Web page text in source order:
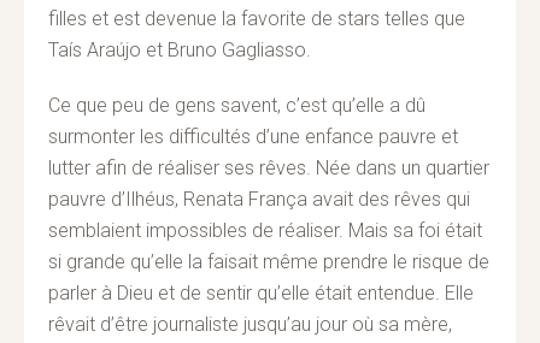
filles et est devenue la favorite de stars telles que
Taís Araújo et Bruno Gagliasso.
Ce que peu de gens savent, c’est qu’elle a dû
surmonter les difficultés d’une enfance pauvre et
lutter afin de réaliser ses rêves. Née dans un quartier
pauvre d’Ilhéus, Renata França avait des rêves qui
semblaient impossibles de réaliser. Mais sa foi était
si grande qu’elle la faisait même prendre le risque de
parler à Dieu et de sentir qu’elle était entendue. Elle
rêvait d’être journaliste jusqu’au jour où sa mère,